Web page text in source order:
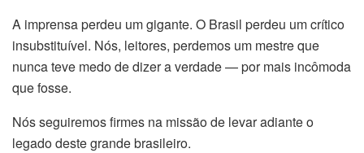
A imprensa perdeu um gigante. O Brasil perdeu um crítico
insubstituível. Nós, leitores, perdemos um mestre que
nunca teve medo de dizer a verdade — por mais incômoda
que fosse.
Nós seguiremos firmes na missão de levar adiante o
legado deste grande brasileiro.